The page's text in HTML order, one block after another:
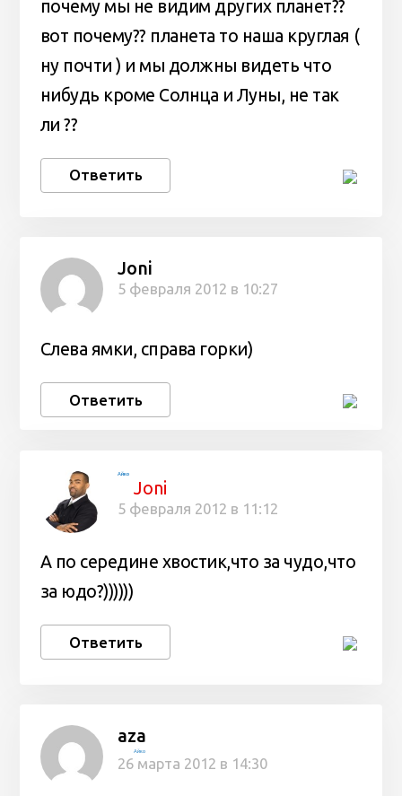
почему мы не видим других планет??
вот почему?? планета то наша круглая (
ну почти ) и мы должны видеть что
нибудь кроме Солнца и Луны, не так
ли ??
Ответить
Joni
5 февраля 2012 в 10:27
Слева ямки, справа горки)
Ответить
Айко
Joni
5 февраля 2012 в 11:12
А по середине хвостик,что за чудо,что
за юдо?))))))
Ответить
aza
Айко
26 марта 2012 в 14:30